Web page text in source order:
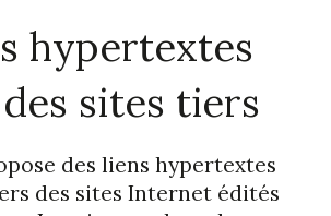
hypertextes
sites tiers
des liens hypertextes
des sites Internet édités